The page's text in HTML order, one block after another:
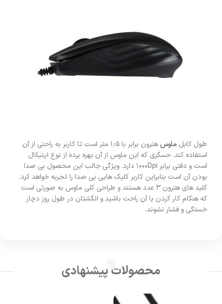
طول کابل ماوس
هترون برابر با ۱٫۵ متر است تا کاربر به راحتی از آن
استفاده کند. حسگری که این ماوس از آن بهره برده از نوع اپتیکال
است و دقتی برابر ۱۰۰۰Dpi دارد. ویژگی جالب این محصول بی صدا
بودن آن است بنابراین کاربر کلیک هایی بی صدا را تجربه خواهد کرد.
کلید های هترون ۳ عدد هستند و طراحی کلی ماوس به صورتی است
که هنگام کار کردن با آن راحت باشید و انگشتان در طول روز دچار
خستگی و فشار نشوند.
محصولات پیشنهادی